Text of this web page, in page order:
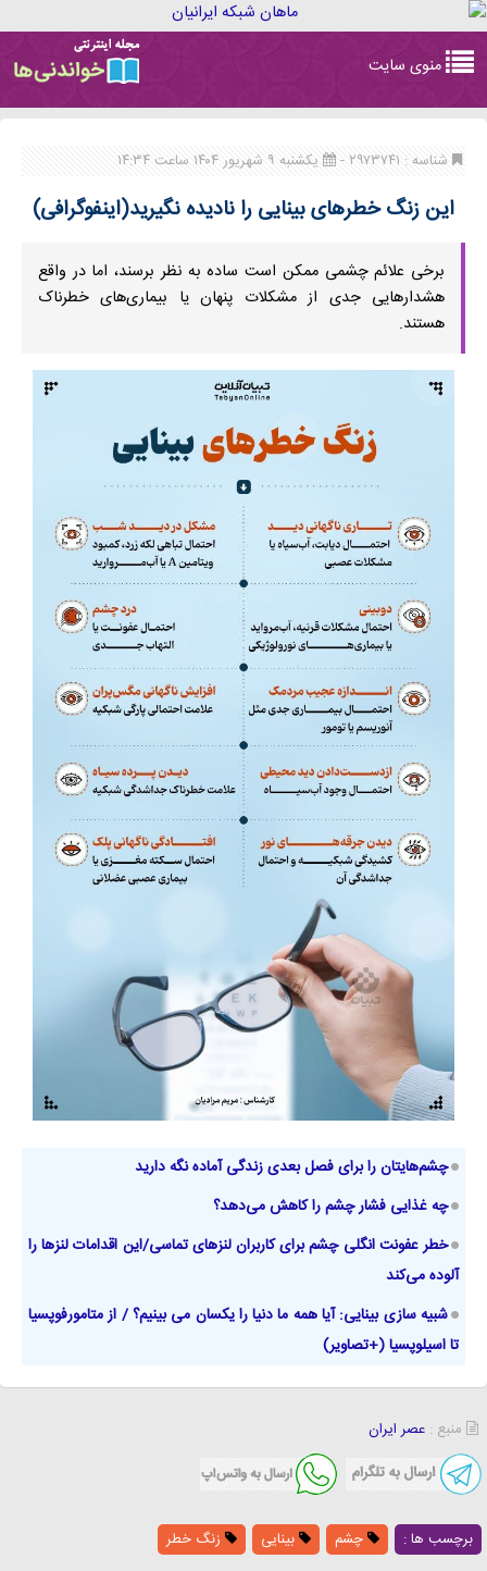
navigation
منوی سایت
شناسه : ۲۹۷۳۷۴۱ - یکشنبه ۹ شهریور ۱۴۰۴ ساعت ۱۴:۳۴
این زنگ خطرهای بینایی را نادیده نگیرید(اینفوگرافی)
برخی علائم چشمی ممکن است ساده به نظر برسند، اما در واقع
هشدارهایی جدی از مشکلات پنهان یا بیماری‌های خطرناک
هستند.
چشم‌هایتان را برای فصل بعدی زندگی آماده نگه دارید
چه غذایی فشار چشم را کاهش می‌دهد؟
خطر عفونت انگلی چشم برای کاربران لنزهای تماسی/این اقدامات لنزها را
آلوده می‌کند
شبیه سازی بینایی: آیا همه ما دنیا را یکسان می بینیم؟ / از متامورفوپسیا
تا اسیلوپسیا (+تصاویر)
منبع : عصر ایران
برچسب ها : چشم بینایی زنگ خطر